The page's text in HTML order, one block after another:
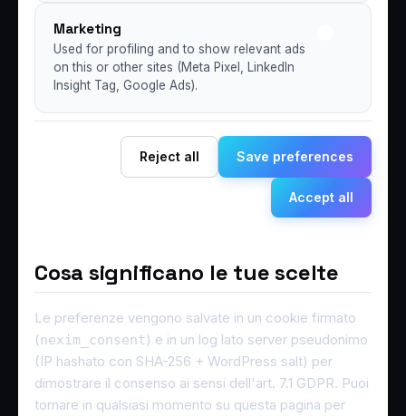
Marketing
Used for profiling and to show relevant ads
on this or other sites (Meta Pixel, LinkedIn
Insight Tag, Google Ads).
Reject all Save preferences
Accept all
Cosa significano le tue scelte
Le preferenze vengono salvate in un cookie firmato
(nexim_consent) e in un log lato server pseudonimo
(IP hashato con SHA-256 + WordPress salt) per
dimostrare il consenso ai sensi dell'art. 7.1 GDPR. Puoi
tornare in qualsiasi momento su questa pagina per